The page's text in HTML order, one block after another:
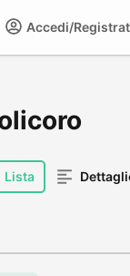
Accedi/
Lista